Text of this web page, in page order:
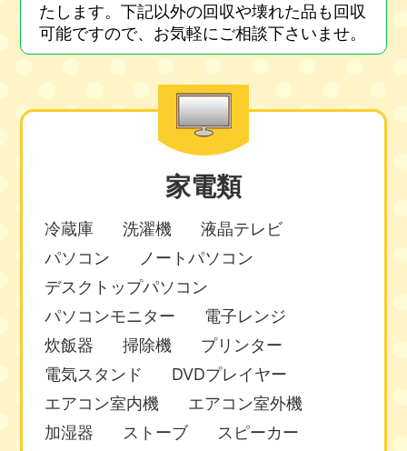
たします。下記以外の回収や壊れた品も回収
可能ですので、お気軽にご相談下さいませ。
家電類
冷蔵庫 洗濯機
液晶テレビ
パソコン
ノートパソコン
デスクトップパソコン
パソコンモニター
電子レンジ
炊飯器
掃除機
プリンター
電気スタンド
DVDプレイヤー
エアコン室内機
エアコン室外機
加湿器
ストーブ
スピーカー